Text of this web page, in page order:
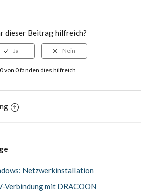
dieser Beitrag hilfreich?
0 von 0 fanden dies hilfreich
Netzwerkinstallation
Verbindung mit DRACOON